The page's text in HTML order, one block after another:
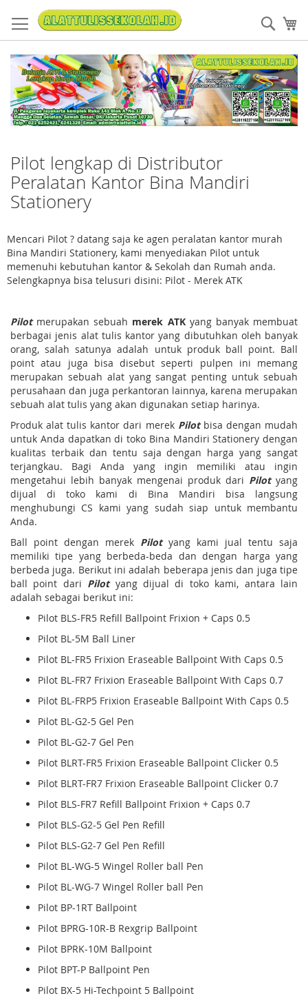
to
Content
Pilot lengkap di Distributor
Peralatan Kantor Bina Mandiri
Stationery
Mencari Pilot ? datang saja ke agen peralatan kantor murah
Bina Mandiri Stationery, kami menyediakan Pilot untuk
memenuhi kebutuhan kantor & Sekolah dan Rumah anda.
Selengkapnya bisa telusuri disini: Pilot - Merek ATK
Pilotmerupakan sebuah merek ATKyang banyak membuat
berbagai jenis alat tulis kantor yang dibutuhkan oleh banyak
orang, salah satunya adalah untuk produk ball point. Ball
point atau juga bisa disebut seperti pulpen ini memang
merupakan sebuah alat yang sangat penting untuk sebuah
perusahaan dan juga perkantoran lainnya, karena merupakan
sebuah alat tulis yang akan digunakan setiap harinya.
Produk alat tulis kantor dari merek Pilotbisa dengan mudah
untuk Anda dapatkan di toko Bina Mandiri Stationery dengan
kualitas terbaik dan tentu saja dengan harga yang sangat
terjangkau. Bagi Anda yang ingin memiliki atau ingin
mengetahui lebih banyak mengenai produk dari Pilotyang
dijual di toko kami di Bina Mandiri bisa langsung
menghubungi CS kami yang sudah siap untuk membantu
Anda.
Ball point dengan merek Pilotyang kami jual tentu saja
memiliki tipe yang berbeda-beda dan dengan harga yang
berbeda juga. Berikut ini adalah beberapa jenis dan juga tipe
ball point dari Pilotyang dijual di toko kami, antara lain
adalah sebagai berikut ini:
Pilot BLS-FR5 Refill Ballpoint Frixion + Caps 0.5
Pilot BL-5M Ball Liner
Pilot BL-FR5 Frixion Eraseable Ballpoint With Caps 0.5
Pilot BL-FR7 Frixion Eraseable Ballpoint With Caps 0.7
Pilot BL-FRP5 Frixion Eraseable Ballpoint With Caps 0.5
Pilot BL-G2-5 Gel Pen
Pilot BL-G2-7 Gel Pen
Pilot BLRT-FR5 Frixion Eraseable Ballpoint Clicker 0.5
Pilot BLRT-FR7 Frixion Eraseable Ballpoint Clicker 0.7
Pilot BLS-FR7 Refill Ballpoint Frixion + Caps 0.7
Pilot BLS-G2-5 Gel Pen Refill
Pilot BLS-G2-7 Gel Pen Refill
Pilot BL-WG-5 Wingel Roller ball Pen
Pilot BL-WG-7 Wingel Roller ball Pen
Pilot BP-1RT Ballpoint
Pilot BPRG-10R-B Rexgrip Ballpoint
Pilot BPRK-10M Ballpoint
Pilot BPT-P Ballpoint Pen
Pilot BX-5 Hi-Techpoint 5 Ballpoint